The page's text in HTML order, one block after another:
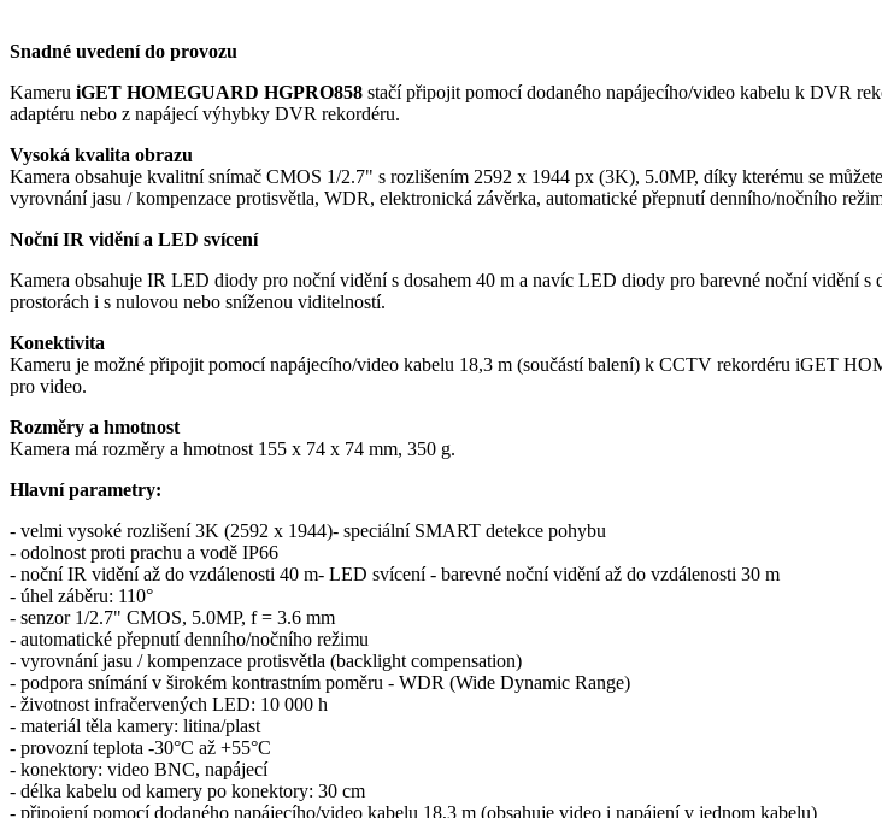
Snadné uvedení do provozu
Kameru iGET HOMEGUARD HGPRO858 stačí připojit pomocí dodaného napájecího/video kabelu k DVR
adaptéru nebo z napájecí výhybky DVR rekordéru.
Vysoká kvalita obrazu
Kamera obsahuje kvalitní snímač CMOS 1/2.7" s rozlišením 2592 x 1944 px (3K), 5.0MP, díky kterému se
vyrovnání jasu / kompenzace protisvětla, WDR, elektronická závěrka, automatické přepnutí denního/nočního
Noční IR vidění a LED svícení
Kamera obsahuje IR LED diody pro noční vidění s dosahem 40 m a navíc LED diody pro barevné noční vidění
prostorách i s nulovou nebo sníženou viditelností.
Konektivita
Kameru je možné připojit pomocí napájecího/video kabelu 18,3 m (součástí balení) k CCTV rekordéru iGET
pro video.
Rozměry a hmotnost
Kamera má rozměry a hmotnost 155 x 74 x 74 mm, 350 g.
Hlavní parametry:
- velmi vysoké rozlišení 3K (2592 x 1944)- speciální SMART detekce pohybu
- odolnost proti prachu a vodě IP66
- noční IR vidění až do vzdálenosti 40 m- LED svícení - barevné noční vidění až do vzdálenosti 30 m
- úhel záběru: 110°
- senzor 1/2.7" CMOS, 5.0MP, f = 3.6 mm
- automatické přepnutí denního/nočního režimu
- vyrovnání jasu / kompenzace protisvětla (backlight compensation)
- podpora snímání v širokém kontrastním poměru - WDR (Wide Dynamic Range)
- životnost infračervených LED: 10 000 h
- materiál těla kamery: litina/plast
- provozní teplota -30°C až +55°C
- konektory: video BNC, napájecí
- délka kabelu od kamery po konektory: 30 cm
- připojení pomocí dodaného napájecího/video kabelu 18,3 m (obsahuje video i napájení v jednom kabelu)